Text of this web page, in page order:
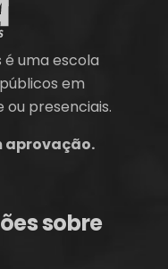
é uma escola
em
ou presenciais.
aprovação.
sobre